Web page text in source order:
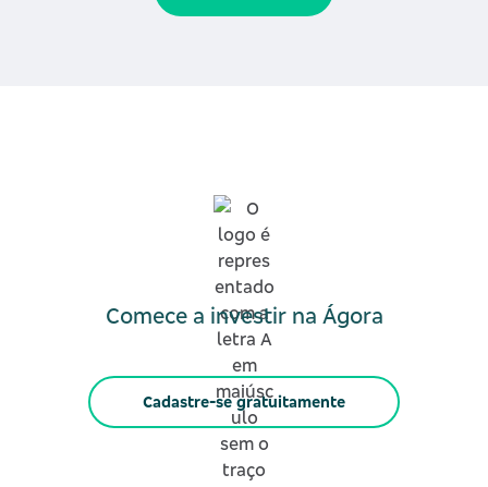
Comece a investir na Ágora
Cadastre-se gratuitamente